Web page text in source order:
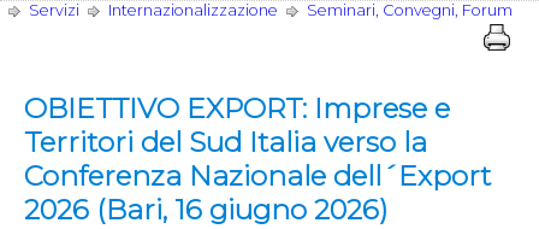
Servizi
Internazionalizzazione Seminari, Convegni, Forum
OBIETTIVO EXPORT: Imprese e
Territori del Sud Italia verso la
Conferenza Nazionale dell´Export
2026 (Bari, 16 giugno 2026)